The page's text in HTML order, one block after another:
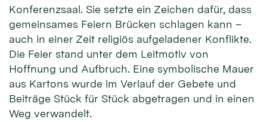
Konferenzsaal. Sie setzte ein Zeichen dafür, dass
gemeinsames Feiern Brücken schlagen kann –
auch in einer Zeit religiös aufgeladener Konflikte.
Die Feier stand unter dem Leitmotiv von
Hoffnung und Aufbruch. Eine symbolische Mauer
aus Kartons wurde im Verlauf der Gebete und
Beiträge Stück für Stück abgetragen und in einen
Weg verwandelt.